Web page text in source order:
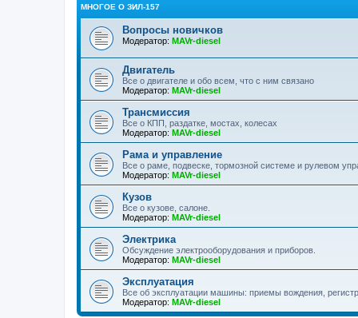
МНОГОЕ О ЗИЛ-157
Вопросы новичков
Модератор: MAVr-diesel
Двигатель
Все о двигателе и обо всем, что с ним связано
Модератор: MAVr-diesel
Трансмиссия
Все о КПП, раздатке, мостах, колесах
Модератор: MAVr-diesel
Рама и управление
Все о раме, подвеске, тормозной системе и рулевом
Модератор: MAVr-diesel
Кузов
Все о кузове, салоне.
Модератор: MAVr-diesel
Электрика
Обсуждение электрооборудования и приборов.
Модератор: MAVr-diesel
Эксплуатация
Все об эксплуатации машины: приемы вождения,
Модератор: MAVr-diesel